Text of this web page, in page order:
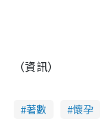
（資訊）
著數 懷孕